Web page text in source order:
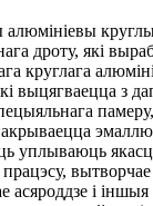
дроту, які
круглага
выцягваецца з
уплываюць
вытворчае
асяроддзе і